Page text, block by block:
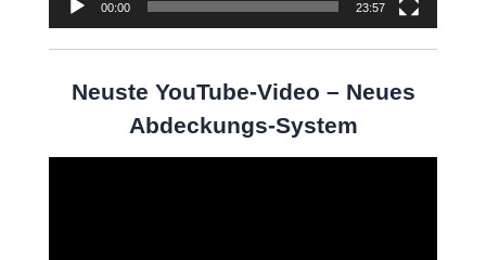
00:00 23:57
Neuste YouTube-Video – Neues
Abdeckungs-System